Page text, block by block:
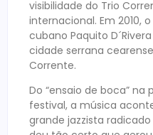
visibilidade do Trio
internacional. Em 2010,
cubano Paquito
cidade serrana
Corrente.
Do “ensaio de boca”
festival, a música
grande jazzista